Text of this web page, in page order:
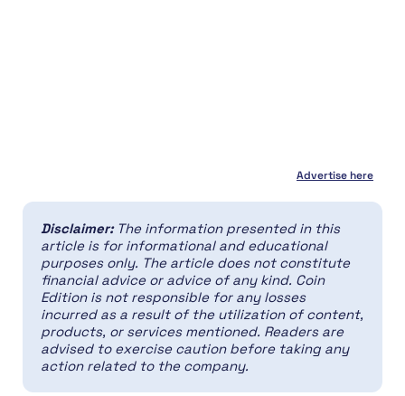
Advertise here
Disclaimer: The information presented in this
article is for informational and educational
purposes only. The article does not constitute
financial advice or advice of any kind. Coin
Edition is not responsible for any losses
incurred as a result of the utilization of content,
products, or services mentioned. Readers are
advised to exercise caution before taking any
action related to the company.